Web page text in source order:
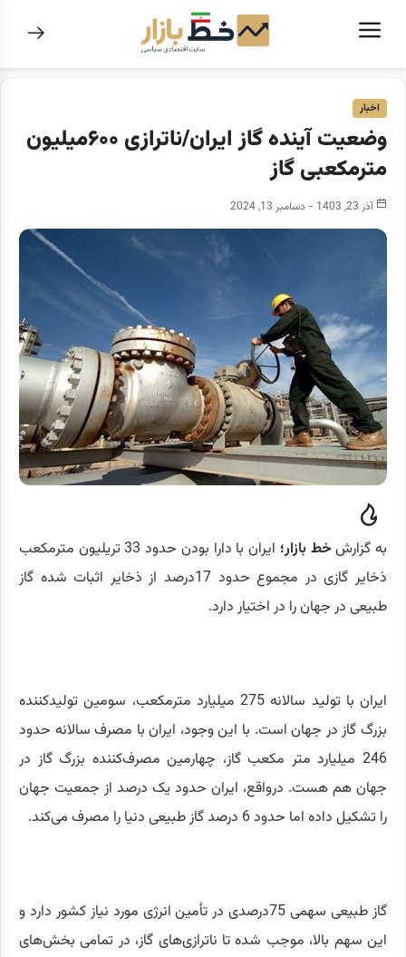
اخبار
وضعیت آینده گاز ایران/ناترازی ۶۰۰میلیون
مترمکعبی گاز
آذر 23, 1403 - دسامبر 13, 2024
به گزارشخط بازار؛
ایران با دارا بودن حدود 33 تریلیون مترمکعب
ذخایر گازی در مجموع حدود 17درصد از ذخایر اثبات شده گاز
طبیعی در جهان را در اختیار دارد.
ایران با تولید سالانه 275 میلیارد مترمکعب، سومین تولیدکننده
بزرگ گاز در جهان است. با این وجود، ایران با مصرف سالانه حدود
246 میلیارد متر مکعب گاز، چهارمین مصرف‌کننده بزرگ گاز در
جهان هم هست. درواقع، ایران حدود یک درصد از جمعیت جهان
را تشکیل داده اما حدود 6 درصد گاز طبیعی دنیا را مصرف می‌کند.
گاز طبیعی سهمی 75درصدی در تأمین انرژی مورد نیاز کشور دارد و
این سهم بالا، موجب شده تا ناترازی‌های گاز، در تمامی بخش‌های